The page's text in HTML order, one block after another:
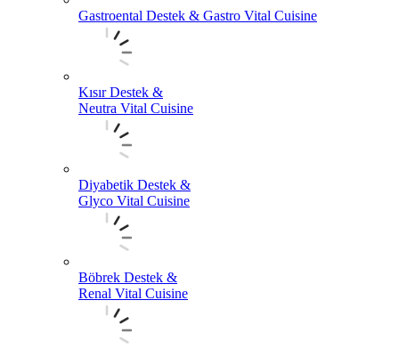
Gastroental Destek & Gastro Vital Cuisine
Kısır Destek &
Neutra Vital Cuisine
Diyabetik Destek &
Glyco Vital Cuisine
Böbrek Destek &
Renal Vital Cuisine